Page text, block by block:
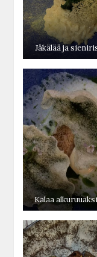
Jäkälää ja
Kalaa